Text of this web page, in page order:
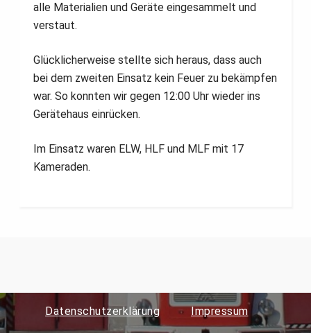
alle Materialien und Geräte eingesammelt und
verstaut.
Glücklicherweise stellte sich heraus, dass auch
bei dem zweiten Einsatz kein Feuer zu bekämpfen
war. So konnten wir gegen 12:00 Uhr wieder ins
Gerätehaus einrücken.
Im Einsatz waren ELW, HLF und MLF mit 17
Kameraden.
Datenschutzerklärung Impressum